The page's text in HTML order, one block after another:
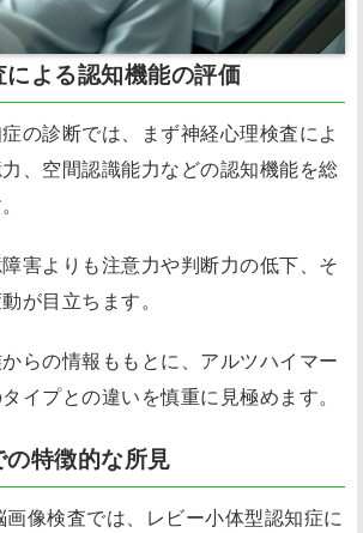
よる認知機能の評価
の診断では、まず神経心理検査によ
、空間認識能力などの認知機能を総
害よりも注意力や判断力の低下、そ
が目立ちます。
らの情報ももとに、アルツハイマー
イプとの違いを慎重に見極めます。
特徴的な所見
像検査では、レビー小体型認知症に